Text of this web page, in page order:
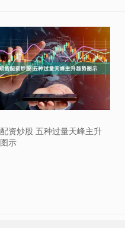
资炒股 五种过量天峰主升
示